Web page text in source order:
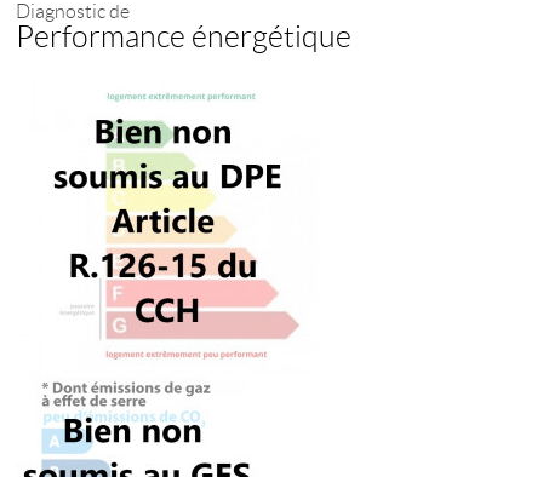
Diagnostic de
Performance énergétique